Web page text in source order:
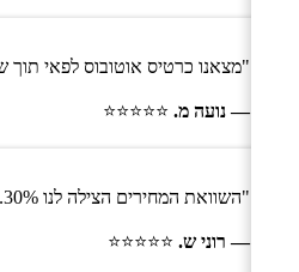
"מצאנו כרטיס אוטובוס לפאי תוך
— נועה מ. ⭐⭐⭐⭐⭐
"השוואת המחירים הצילה לנו 30%. ממש שימושי."
— רוני ש. ⭐⭐⭐⭐⭐